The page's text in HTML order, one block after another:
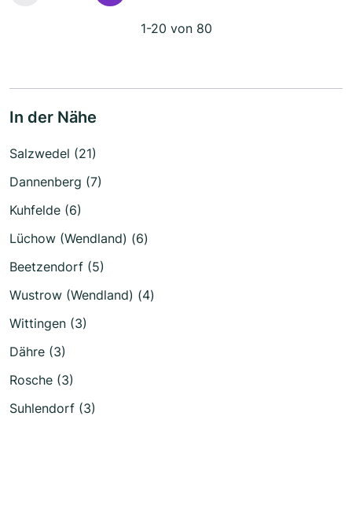
1-20 von 80
In der Nähe
Salzwedel (21)
Dannenberg (7)
Kuhfelde (6)
Lüchow (Wendland) (6)
Beetzendorf (5)
Wustrow (Wendland) (4)
Wittingen (3)
Dähre (3)
Rosche (3)
Suhlendorf (3)